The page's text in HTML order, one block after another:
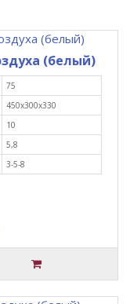
(белый)
75
450х300х330
10
5,8
3-5-8